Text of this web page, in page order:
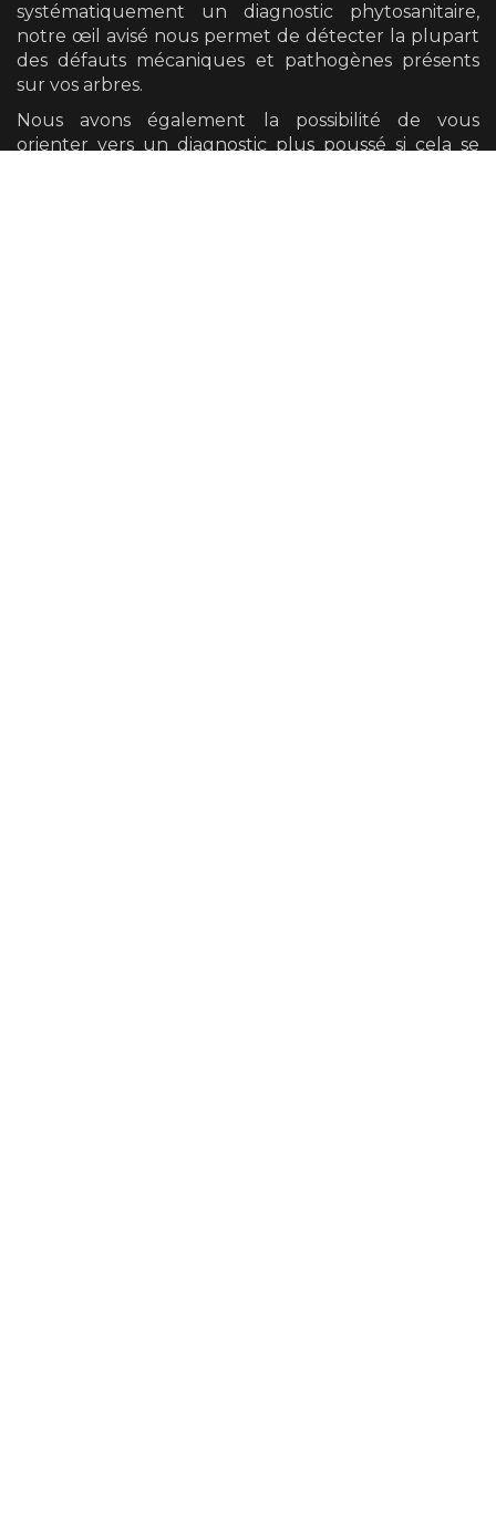
systématiquement un diagnostic phytosanitaire,
notre œil avisé nous permet de détecter la plupart
des défauts mécaniques et pathogènes présents
sur vos arbres.
Nous avons également la possibilité de vous
orienter vers un diagnostic plus poussé si cela se